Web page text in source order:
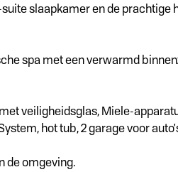
slaapkamer en de
spa met een verwarmd
veiligheidsglas, Miele-
hot tub, 2 garage voor
de omgeving.